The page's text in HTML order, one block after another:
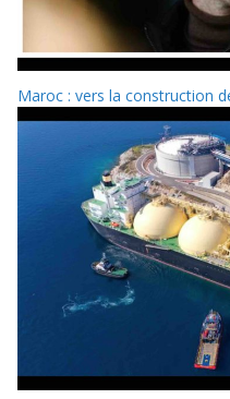
Maroc : vers la construction